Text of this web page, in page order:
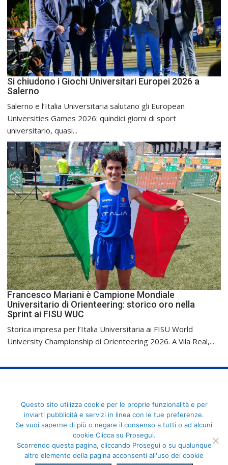
Si chiudono i Giochi Universitari Europei 2026 a
Salerno
Salerno e l’Italia Universitaria salutano gli European
Universities Games 2026: quindici giorni di sport
universitario, quasi...
Francesco Mariani è Campione Mondiale
Universitario di Orienteering: storico oro nella
Sprint ai FISU WUC
Storica impresa per l’Italia Universitaria ai FISU World
University Championship di Orienteering 2026. A Vila Real,...
FederCUSI: Federazione Italiana dello Sport Universitario - Via
Angelo Brofferio, 7 - 00195 Roma - C.F. 80109270589
Questo sito utilizza cookie per le proprie funzionalità e per
inviarti pubblicità e servizi in linea con le tue preferenze.
Se vuoi saperne di più o negare il consenso a tutti o ad alcuni
cookie Clicca su Prosegui.
Scorrendo questa pagina, cliccando Prosegui o su qualunque
altro elemento della pagina acconsenti all'uso dei cookie